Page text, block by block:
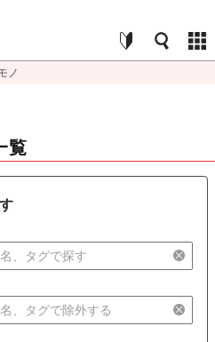
ノ
覧